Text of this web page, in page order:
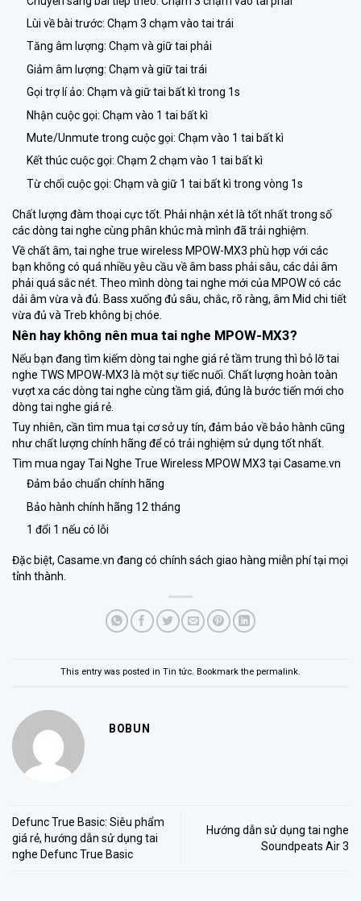
Lùi về bài trước: Chạm 3 chạm vào tai trái
Tăng âm lượng: Chạm và giữ tai phải
Giảm âm lượng: Chạm và giữ tai trái
Gọi trợ lí ảo: Chạm và giữ tai bất kì trong 1s
Nhận cuộc gọi: Chạm vào 1 tai bất kì
Mute/Unmute trong cuộc gọi: Chạm vào 1 tai bất kì
Kết thúc cuộc gọi: Chạm 2 chạm vào 1 tai bất kì
Từ chối cuộc gọi: Chạm và giữ 1 tai bất kì trong vòng 1s
Chất lượng đàm thoại cực tốt. Phải nhận xét là tốt nhất trong số
các dòng tai nghe cùng phân khúc mà mình đã trải nghiệm.
Về chất âm, tai nghe true wireless MPOW-MX3 phù hợp với các
bạn không có quá nhiều yêu cầu về âm bass phải sâu, các dải âm
phải quá sắc nét. Theo mình dòng tai nghe mới của MPOW có các
dải âm vừa và đủ. Bass xuống đủ sâu, chắc, rõ ràng, âm Mid chi tiết
vừa đủ và Treb không bị chóe.
Nên hay không nên mua tai nghe MPOW-MX3?
Nếu bạn đang tìm kiếm dòng tai nghe giá rẻ tầm trung thì bỏ lỡ tai
nghe TWS MPOW-MX3 là một sự tiếc nuối. Chất lượng hoàn toàn
vượt xa các dòng tai nghe cùng tầm giá, đúng là bước tiến mới cho
dòng tai nghe giá rẻ.
Tuy nhiên, cần tìm mua tại cơ sở uy tín, đảm bảo về bảo hành cũng
như chất lượng chính hãng để có trải nghiệm sử dụng tốt nhất.
Tìm mua ngayTai Nghe True Wireless MPOW MX3 tại Casame.vn
Đảm bảo chuẩn chính hãng
Bảo hành chính hãng 12 tháng
1 đổi 1 nếu có lỗi
Đặc biệt, Casame.vn đang có chính sách giao hàng miễn phí tại mọi
tỉnh thành.
This entry was posted in Tin tức. Bookmark the permalink.
BOBUN
Defunc True Basic: Siêu phẩm
giá rẻ, hướng dẫn sử dụng tai
nghe Defunc True Basic
Hướng dẫn sử dụng tai nghe
Soundpeats Air 3